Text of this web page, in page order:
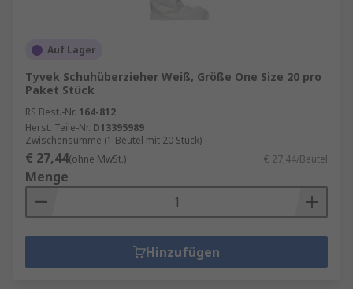
Auf Lager
Tyvek Schuhüberzieher Weiß, Größe One Size 20 pro
Paket Stück
RS Best.-Nr. 164-812
Herst. Teile-Nr. D13395989
Zwischensumme (1 Beutel mit 20 Stück)
€ 27,44(ohne MwSt.) € 27,44/Beutel
Menge
Hinzufügen